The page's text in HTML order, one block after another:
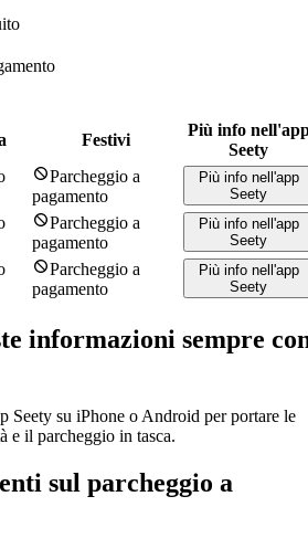
Festivi
Più info
Seety
Parcheggio a
pagamento
Più info nell'app
Seety
Parcheggio a
pagamento
Più info nell'app
Seety
Parcheggio a
pagamento
Più info nell'app
Seety
informazioni sempre
Seety su iPhone o Android per portare le
e il parcheggio in tasca.
sul parcheggio a